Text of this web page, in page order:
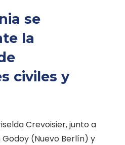
se
la
civiles y
Crevoisier, junto a
(Nuevo Berlín) y